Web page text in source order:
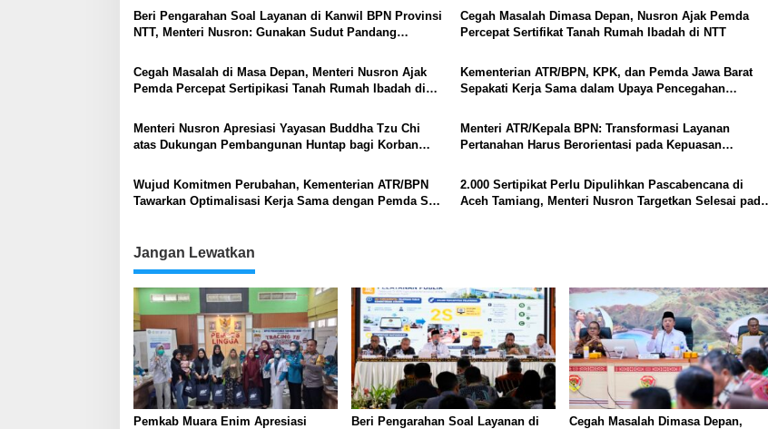
Beri Pengarahan Soal Layanan di Kanwil BPN Provinsi
NTT, Menteri Nusron: Gunakan Sudut Pandang
Cegah Masalah Dimasa Depan, Nusron Ajak Pemda
Percepat Sertifikat Tanah Rumah Ibadah di NTT
Cegah Masalah di Masa Depan, Menteri Nusron Ajak
Pemda Percepat Sertipikasi Tanah Rumah Ibadah di
Kementerian ATR/BPN, KPK, dan Pemda Jawa Barat
Sepakati Kerja Sama dalam Upaya Pencegahan
Menteri Nusron Apresiasi Yayasan Buddha Tzu Chi
atas Dukungan Pembangunan Huntap bagi Korban
Menteri ATR/Kepala BPN: Transformasi Layanan
Pertanahan Harus Berorientasi pada Kepuasan
Wujud Komitmen Perubahan, Kementerian ATR/BPN
Tawarkan Optimalisasi Kerja Sama dengan Pemda Se-
2.000 Sertipikat Perlu Dipulihkan Pascabencana di
Aceh Tamiang, Menteri Nusron Targetkan Selesai pada
Jangan Lewatkan
Pemkab Muara Enim Apresiasi
Beri Pengarahan Soal Layanan di
Cegah Masalah Dimasa Depan,